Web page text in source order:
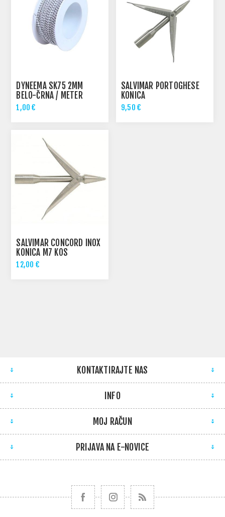
DYNEEMA SK75 2MM
BELO-ČRNA / METER
1,00 €
SALVIMAR PORTOGHESE
KONICA
9,50 €
SALVIMAR CONCORD INOX
KONICA M7 KOS
12,00 €
KONTAKTIRAJTE NAS
INFO
MOJ RAČUN
PRIJAVA NA E-NOVICE